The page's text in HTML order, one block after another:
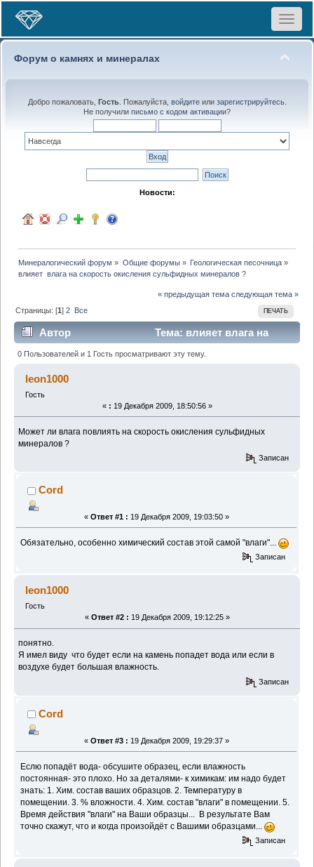
Toggle
Форум о камнях и минералах
Добро пожаловать, Гость. Пожалуйста, войдитеили зарегистрируйтесь.
Не получили письмо с кодом активации?
Новости:
Минералогический форум » Общие форумы» Геологическая песочница»
влияет  влага на скорость окисления сульфидных минералов ?
« предыдущая тема следующая тема »
ПЕЧАТЬ
Страницы: [1]2 Все
Автор
Тема: влияет влага на
скорость окисления сульфидных минералов ?
(Прочитано 7931 раз)
0 Пользователей и 1 Гость просматривают эту тему.
leon1000
Гость
« : 19 Декабря 2009, 18:50:56 »
Может ли влага повлиять на скорость окисления сульфидных
минералов ?
Записан
Cord
« Ответ #1 : 19 Декабря 2009, 19:03:50 »
Обязательно, особенно химический состав этой самой "влаги"...
Записан
leon1000
Гость
« Ответ #2 : 19 Декабря 2009, 19:12:25 »
понятно.
Я имел виду что будет если на камень попадет вода или если в
воздухе будет большая влажность.
Записан
Cord
« Ответ #3 : 19 Декабря 2009, 19:29:37 »
Еслю попадёт вода- обсушите образец, если влажность
постоянная- это плохо. Но за деталями- к химикам: им надо будет
знать: 1. Хим. состав ваших образцов. 2. Температуру в
помещении. 3. % вложности. 4. Хим. состав "влаги" в помещении. 5.
Время действия "влаги" на Ваши образцы... В результате Вам
точно скажут, что и когда произойдёт с Вашими образцами...
Записан